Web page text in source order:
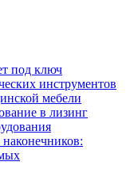
под ключ
инструментов
мебели
в лизинг